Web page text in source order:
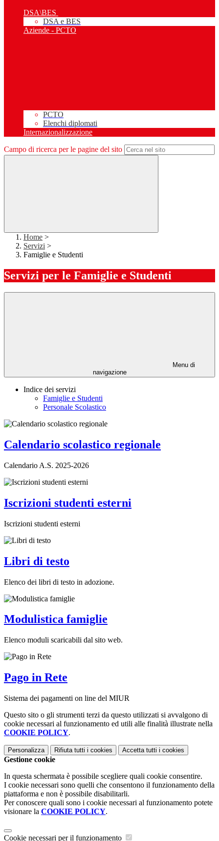
DSA\BES
DSA e BES
Aziende - PCTO
PCTO
Elenchi diplomati
Internazionalizzazione
Campo di ricerca per le pagine del sito
Home >
Servizi >
Famiglie e Studenti
Servizi per le Famiglie e Studenti
Menu di
navigazione
Indice dei servizi
Famiglie e Studenti
Personale Scolastico
Calendario scolastico regionale
Calendario A.S. 2025-2026
Iscrizioni studenti esterni
Iscrizioni studenti esterni
Libri di testo
Elenco dei libri di testo in adozione.
Modulistica famiglie
Elenco moduli scaricabili dal sito web.
Pago in Rete
Sistema dei pagamenti on line del MIUR
Questo sito o gli strumenti terzi da questo utilizzati si avvalgono di
cookie necessari al funzionamento ed utili alle finalità illustrate nella
COOKIE POLICY.
Personalizza Rifiuta tutti i cookies Accetta tutti i cookies
Gestione cookie
In questa schermata è possibile scegliere quali cookie consentire.
I cookie necessari sono quelli che consentono il funzionamento della
piattaforma e non è possibile disabilitarli.
Per conoscere quali sono i cookie necessari al funzionamento potete
visionare la COOKIE POLICY.
Cookie necessari per il funzionamento